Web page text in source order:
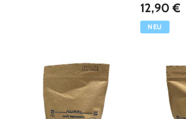
12,90 €
NEU